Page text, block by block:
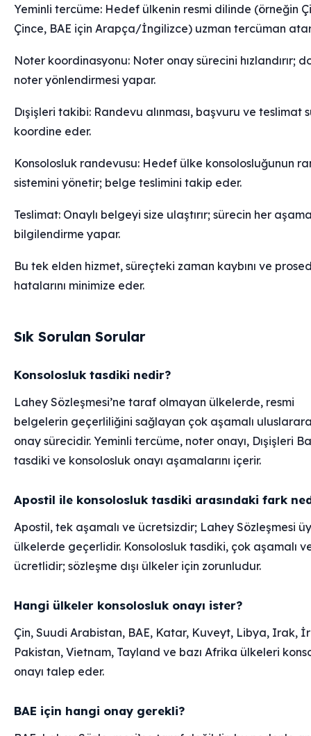
Yeminli tercüme: Hedef ülkenin resmi dilinde (örneğin
Çince, BAE için Arapça/İngilizce) uzman tercüman
Noter koordinasyonu: Noter onay sürecini hızlandırır;
noter yönlendirmesi yapar.
Dışişleri takibi: Randevu alınması, başvuru ve teslimat
koordine eder.
Konsolosluk randevusu: Hedef ülke konsolosluğunun
sistemini yönetir; belge teslimini takip eder.
Teslimat: Onaylı belgeyi size ulaştırır; sürecin her
bilgilendirme yapar.
Bu tek elden hizmet, süreçteki zaman kaybını ve
hatalarını minimize eder.
Sık Sorulan Sorular
Konsolosluk tasdiki nedir?
Lahey Sözleşmesi’ne taraf olmayan ülkelerde, resmi
belgelerin geçerliliğini sağlayan çok aşamalı
onay sürecidir. Yeminli tercüme, noter onayı, Dışişleri
tasdiki ve konsolosluk onayı aşamalarını içerir.
Apostil ile konsolosluk tasdiki arasındaki fark
Apostil, tek aşamalı ve ücretsizdir; Lahey Sözleşmesi
ülkelerde geçerlidir. Konsolosluk tasdiki, çok aşamalı
ücretlidir; sözleşme dışı ülkeler için zorunludur.
Hangi ülkeler konsolosluk onayı ister?
Çin, Suudi Arabistan, BAE, Katar, Kuveyt, Libya, Irak,
Pakistan, Vietnam, Tayland ve bazı Afrika ülkeleri
onayı talep eder.
BAE için hangi onay gerekli?